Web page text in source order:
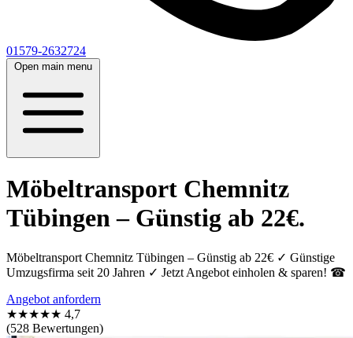
01579-2632724
Open main menu
Möbeltransport Chemnitz
Tübingen – Günstig ab 22€.
Möbeltransport Chemnitz Tübingen – Günstig ab 22€ ✓ Günstige
Umzugsfirma seit 20 Jahren ✓ Jetzt Angebot einholen & sparen! ☎
Angebot anfordern
★★★★★ 4,7
(528 Bewertungen)